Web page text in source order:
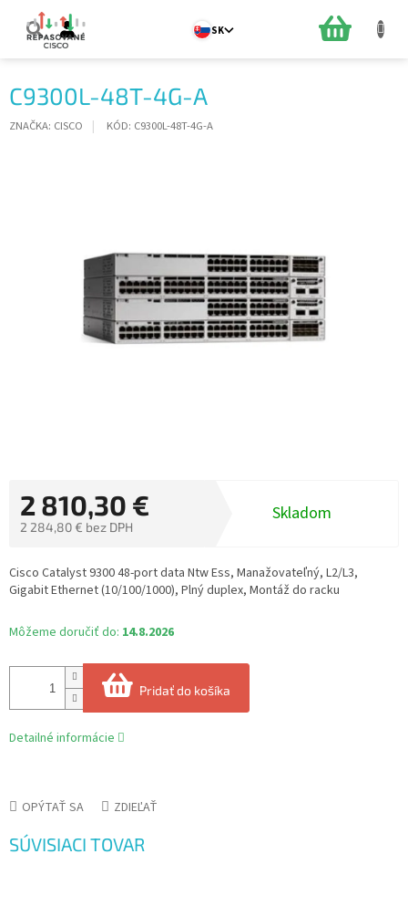
obsah
SK
C9300L-48T-4G-A
ZNAČKA: CISCO KÓD: C9300L-48T-4G-A
2 810,30 €
2 284,80 € bez DPH
cena:
Skladom
Môžeme doručiť do: 14.8.2026
Pridať do košíka
Cisco Catalyst 9300 48-port data Ntw Ess, Manažovateľný, L2/L3,
Gigabit Ethernet (10/100/1000), Plný duplex, Montáž do racku
Detailné informácie
OPÝTAŤ SA ZDIEĽAŤ
SÚVISIACI TOVAR